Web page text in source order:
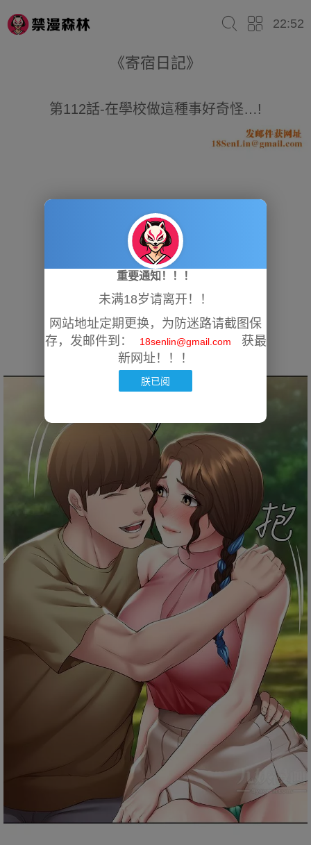
22:52
《寄宿日記》
第112話-在學校做這種事好奇怪…!
重要通知！！！
未满18岁请离开！！
网站地址定期更换，为防迷路请截图保
存，发邮件到：
18senlin@gmail.com
获最
新网址！！！
朕已阅